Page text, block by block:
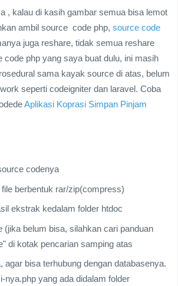
, kalau di kasih gambar semua bisa lemot
ambil source code php, source code
juga reshare, tidak semua reshare
code php yang saya buat dulu, ini masih
sama kayak source di atas, belum
seperti codeigniter dan laravel. Coba
Aplikasi Koprasi Simpan Pinjam
codenya
berbentuk rar/zip(compress)
ekstrak kedalam folder htdoc
(jika belum bisa, silahkan cari panduan
di kotak pencarian samping atas
agar bisa terhubung dengan databasenya.
nya.php yang ada didalam folder